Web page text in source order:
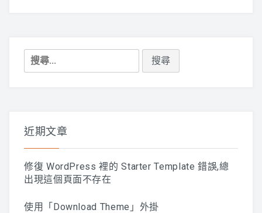
搜
尋
近期文章
修復 WordPress 裡的 Starter Template 錯誤,總
出現這個頁面不存在
使用「Download Theme」外掛